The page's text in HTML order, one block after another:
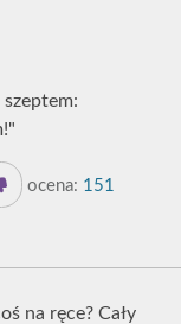
ocena: 151
na ręce? Cały